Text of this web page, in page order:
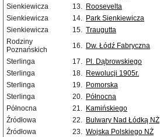
Sienkiewicza
13. Roosevelta
Sienkiewicza
14. Park Sienkiewicza
Sienkiewicza
15. Traugutta
Rodziny
Poznańskich
16. Dw. Łódź Fabryczna
Sterlinga 17. Pl. Dąbrowskiego
Sterlinga
18. Rewolucji 1905r.
Sterlinga
19. Pomorska
Sterlinga
20. Północna
Północna
21. Kamińskiego
Źródłowa
22. Bulwary Nad Łódką NŻ
Źródłowa
23. Wojska Polskiego NŻ